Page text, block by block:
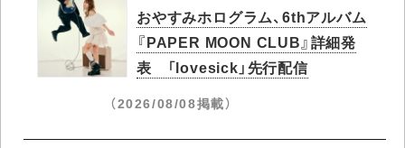
おやすみホログラム、6thアルバム
『PAPER MOON CLUB』詳細発
表 「lovesick」先行配信
（2026/08/08掲載）